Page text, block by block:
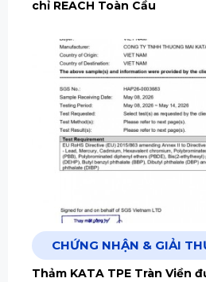
chỉ REACH Toàn Cầu
CHỨNG NHẬN & GIẢI
Thảm KATA TPE Tràn Viền